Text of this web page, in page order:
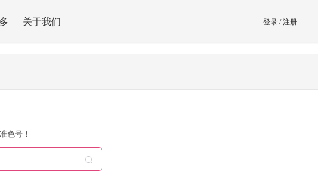
关于我们 登录/注册
色号！